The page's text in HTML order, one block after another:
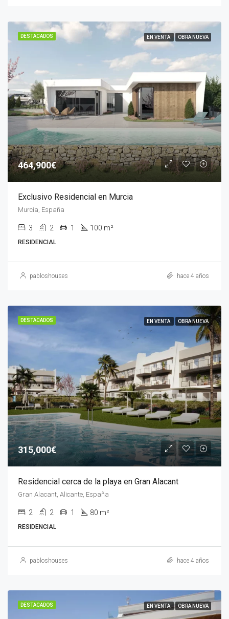
DESTACADOS EN VENTA OBRA NUEVA
464,900€
Exclusivo Residencial en Murcia
Murcia, España
3 2 1 100 m²
RESIDENCIAL
pabloshouses hace 4 años
DESTACADOS EN VENTA OBRA NUEVA
315,000€
Residencial cerca de la playa en Gran Alacant
Gran Alacant, Alicante, España
2 2 1 80 m²
RESIDENCIAL
pabloshouses hace 4 años
DESTACADOS EN VENTA OBRA NUEVA